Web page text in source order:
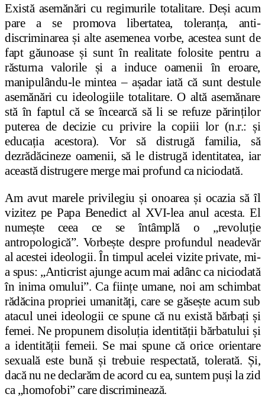
Există asemănări cu regimurile totalitare. Deși acum
pare a se promova libertatea, toleranța, anti-
discriminarea și alte asemenea vorbe, acestea sunt de
fapt găunoase și sunt în realitate folosite pentru a
răsturna valorile și a induce oamenii în eroare,
manipulându-le mintea – așadar iată că sunt destule
asemănări cu ideologiile totalitare. O altă asemănare
stă în faptul că se încearcă să li se refuze părinților
puterea de decizie cu privire la copiii lor (n.r.: și
educația acestora). Vor să distrugă familia, să
dezrădăcineze oamenii, să le distrugă identitatea, iar
această distrugere merge mai profund ca niciodată.
Am avut marele privilegiu și onoarea și ocazia să îl
vizitez pe Papa Benedict al XVI-lea anul acesta. El
numește ceea ce se întâmplă o „revoluție
antropologică”. Vorbește despre profundul neadevăr
al acestei ideologii. În timpul acelei vizite private, mi-
a spus: „Anticrist ajunge acum mai adânc ca niciodată
în inima omului”. Ca ființe umane, noi am schimbat
rădăcina propriei umanități, care se găsește acum sub
atacul unei ideologii ce spune că nu există bărbați și
femei. Ne propunem disoluția identității bărbatului și
a identității femeii. Se mai spune că orice orientare
sexuală este bună și trebuie respectată, tolerată. Și,
dacă nu ne declarăm de acord cu ea, suntem puși la zid
ca „homofobi” care discriminează.